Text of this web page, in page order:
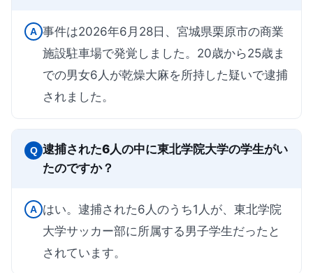
A 事件は2026年6月28日、宮城県栗原市の商業
施設駐車場で発覚しました。20歳から25歳ま
での男女6人が乾燥大麻を所持した疑いで逮捕
されました。
Q 逮捕された6人の中に東北学院大学の学生がい
たのですか？
A はい。逮捕された6人のうち1人が、東北学院
大学サッカー部に所属する男子学生だったと
されています。